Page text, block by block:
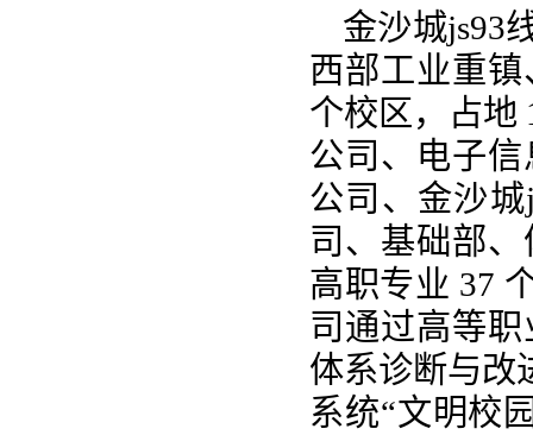
金沙城js93
西部工业重
个校区，占地
公司、电子
公司、金沙
司、基础部
高职专业 37
司通过高等
体系诊断与改
系统“文明校